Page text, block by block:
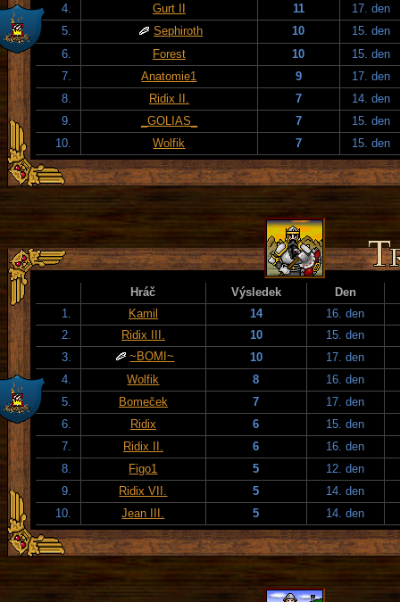
4.
Gurt II 11
17. den
5.
Sephiroth 10
15. den
6.
Forest 10
15. den
7.
Anatomie1 9
17. den
8.
Ridix II. 7
14. den
9.
_GOLIAS_ 7
15. den
10.
Wolfik 7 15. den
Hráč Výsledek
Den
1.
Kamil 14
16. den
2.
Ridix III. 10
15. den
3.
~BOMI~ 10
17. den
4.
Wolfik 8
16. den
5.
Bomeček 7
17. den
6.
Ridix 6
15. den
7.
Ridix II. 6
16. den
8.
Figo1 5
12. den
9.
Ridix VII. 5
14. den
10.
Jean III. 5 14. den